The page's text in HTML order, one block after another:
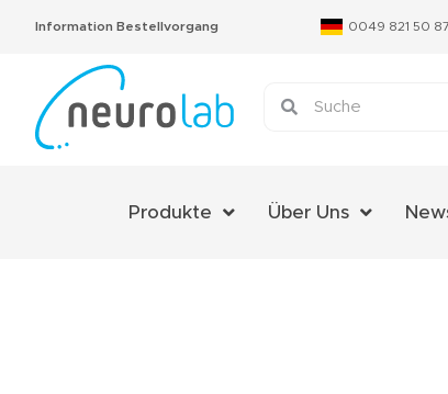
Information Bestellvorgang 0049 821 50
Produkte Über Uns